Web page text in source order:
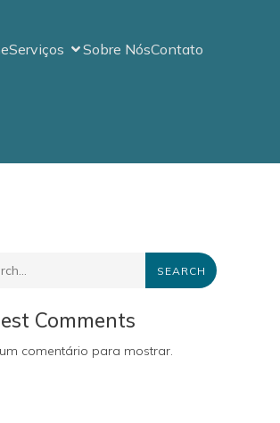
Serviços Sobre NósContato
SEARCH
Comments
comentário para mostrar.